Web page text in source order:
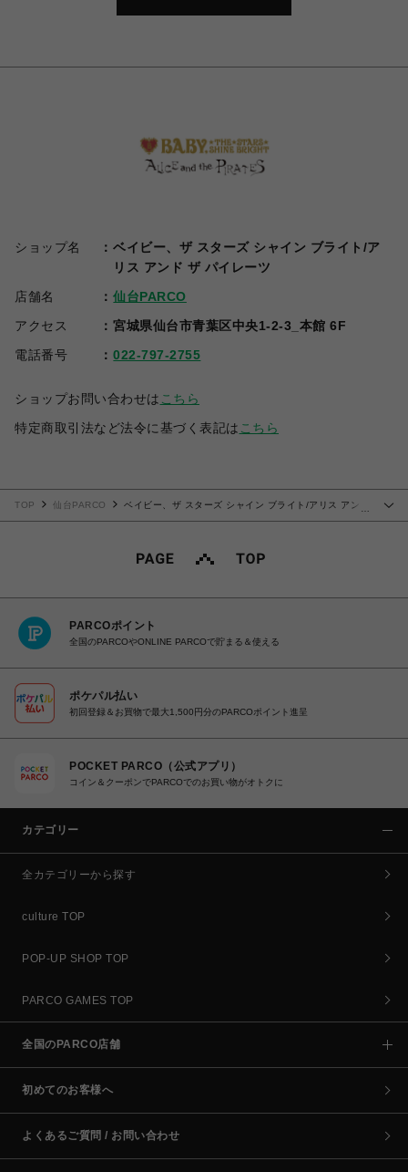
ショップ名
ベイビー、ザ スターズ シャイン ブライト/ア
リス アンド ザ パイレーツ
店舗名
仙台PARCO
アクセス
宮城県仙台市青葉区中央1-2-3_本館 6F
電話番号
022-797-2755
ショップお問い合わせは こちら
特定商取引法など法令に基づく表記は こちら
…
TOP 仙台PARCO
ベイビー、ザ スターズ シャイン ブライト/アリス アンド
PARCOポイント
全国のPARCOやONLINE PARCOで貯まる＆使える
ポケパル払い
初回登録＆お買物で最大1,500円分のPARCOポイント進呈
POCKET PARCO（公式アプリ）
コイン＆クーポンでPARCOでのお買い物がオトクに
カテゴリー
全カテゴリーから探す
culture TOP
POP-UP SHOP TOP
PARCO GAMES TOP
全国のPARCO店舗
初めてのお客様へ
よくあるご質問 / お問い合わせ